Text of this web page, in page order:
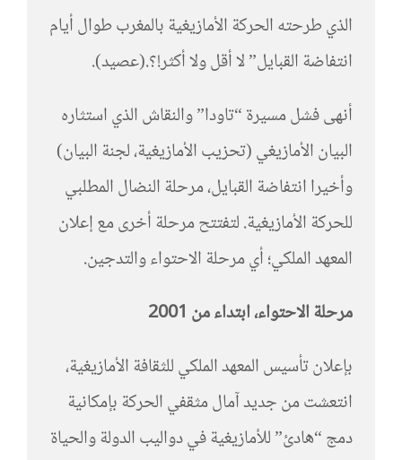
الذي طرحته الحركة الأمازيغية بالمغرب طوال أيام
انتفاضة القبايل” لا أقل ولا أكثر!؟.(عصيد).
أنهى فشل مسيرة “تاودا” والنقاش الذي استثاره
البيان الأمازيغي (تحزيب الأمازيغية، لجنة البيان)
وأخيرا انتفاضة القبايل، مرحلة النضال المطلبي
للحركة الأمازيغية. لتفتتح مرحلة أخرى مع إعلان
المعهد الملكي؛ أي مرحلة الاحتواء والتدجين.
مرحلة الاحتواء، ابتداء من 2001
بإعلان تأسيس المعهد الملكي للثقافة الأمازيغية،
انتعشت من جديد آمال مثقفي الحركة بإمكانية
دمج “هادئ” للأمازيغية في دواليب الدولة والحياة